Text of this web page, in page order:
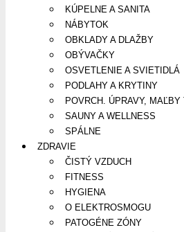
KÚPELNE A SANITA
NÁBYTOK
OBKLADY A DLAŽBY
OBÝVAČKY
OSVETLENIE A SVIETIDLÁ
PODLAHY A KRYTINY
POVRCH. ÚPRAVY, MAĽBY
SAUNY A WELLNESS
SPÁLNE
ZDRAVIE
ČISTÝ VZDUCH
FITNESS
HYGIENA
O ELEKTROSMOGU
PATOGÉNE ZÓNY